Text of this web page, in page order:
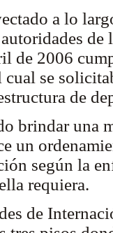
a lo
de 2006
se
de
brindar una
un
según la
requiera.
de